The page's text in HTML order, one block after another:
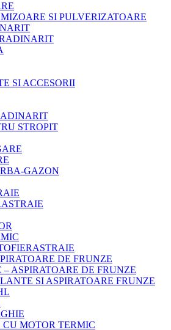
SI PULVERIZATOARE
SI ACCESORII
STROPIT
GAZON
DE FRUNZE
– ASPIRATOARE DE FRUNZE
SI ASPIRATOARE FRUNZE
MOTOR TERMIC